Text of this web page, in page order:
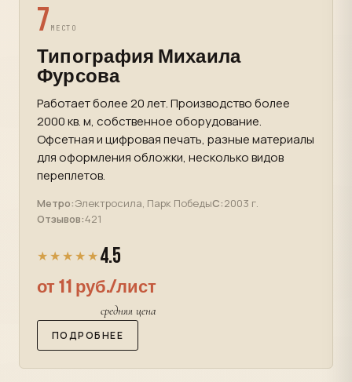
7 МЕСТО
Типография Михаила
Фурсова
Работает более 20 лет. Производство более
2000 кв. м, собственное оборудование.
Офсетная и цифровая печать, разные материалы
для оформления обложки, несколько видов
переплетов.
Метро:Электросила, Парк ПобедыС:2003 г.
Отзывов:421
★★★★★ 4.5
от 11 руб./лист
средняя цена
ПОДРОБНЕЕ